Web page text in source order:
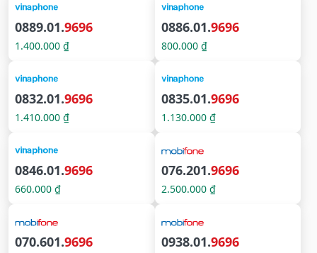
0889.01.9696
1.400.000 ₫
0886.01.9696
800.000 ₫
0832.01.9696
1.410.000 ₫
0835.01.9696
1.130.000 ₫
0846.01.9696
660.000 ₫
076.201.9696
2.500.000 ₫
070.601.9696 0938.01.9696